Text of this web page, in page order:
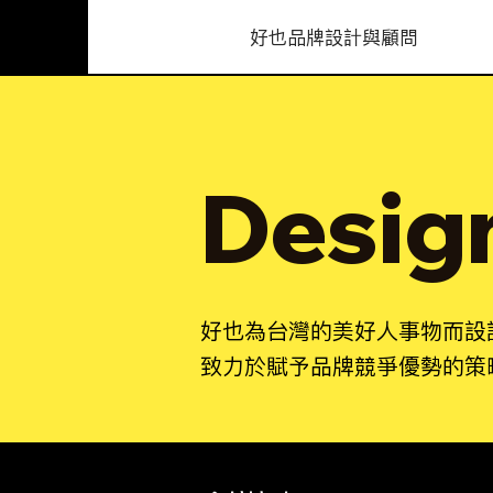
​好也品牌設計與顧問
好也為台灣的美好人事物而
致力於賦予品牌競爭優勢的